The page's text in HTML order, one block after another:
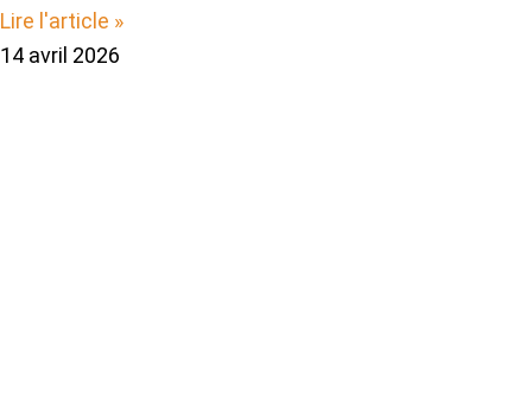
Lire l'article »
14 avril 2026